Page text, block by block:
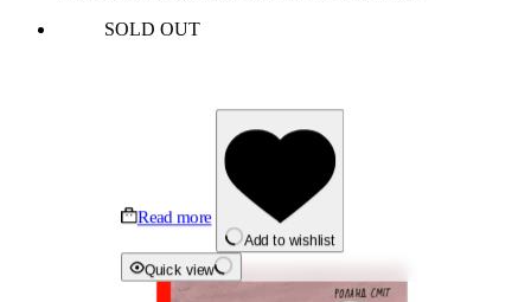
SOLD OUT
Read more
Add to wishlist
Quick view